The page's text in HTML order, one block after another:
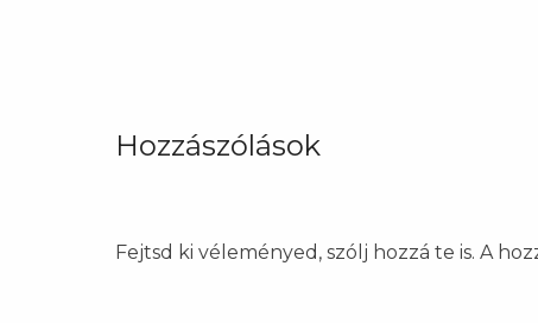
Hozzászólások
Fejtsd ki véleményed, szólj hozzá te is. A